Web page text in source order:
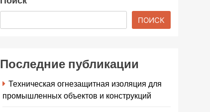
ПОИСК
Последние публикации
Техническая огнезащитная изоляция для
промышленных объектов и конструкций